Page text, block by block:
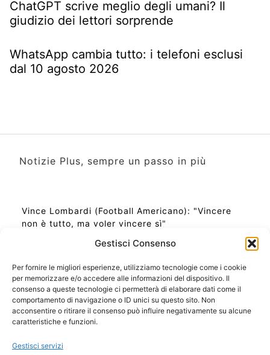
Gestisci Consenso
Per fornire le migliori esperienze, utilizziamo tecnologie come i cookie
per memorizzare e/o accedere alle informazioni del dispositivo. Il
consenso a queste tecnologie ci permetterà di elaborare dati come il
comportamento di navigazione o ID unici su questo sito. Non
acconsentire o ritirare il consenso può influire negativamente su alcune
caratteristiche e funzioni.
Gestisci servizi
ChatGPT scrive meglio degli umani? Il
giudizio dei lettori sorprende
WhatsApp cambia tutto: i telefoni esclusi
dal 10 agosto 2026
Notizie Plus, sempre un passo in più
Vince Lombardi (Football Americano): "Vincere
non è tutto, ma voler vincere sì"
Ora Esatta in Italia in questo momento
Ti Senti Strano Ultimamente? Potrebbe Essere per
la Risonanza di Schumann
Come Sapere Se Stai Ascendendo alla Quinta